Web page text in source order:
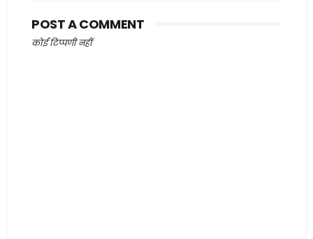
POST A COMMENT
कोई टिप्पणी नहीं